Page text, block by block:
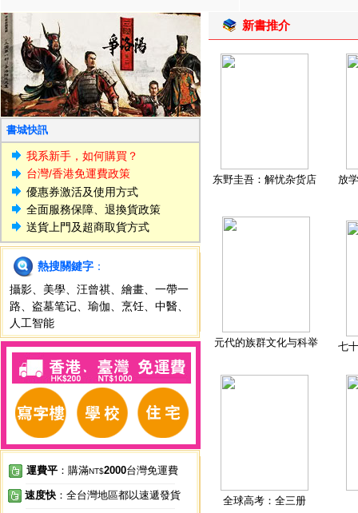
書城快訊
我系新手，如何購買？
台灣/香港免運費政策
優惠券激活及使用方式
全面服務保障、退換貨政策
送貨上門及超商取貨方式
熱搜關鍵字 ：
攝影
美學 汪曾祺 繪畫
一帶一
路
盗墓笔记 瑜伽 烹饪 中醫
人工智能
運費平 ：購滿NT$2000台灣免運費
速度快 ：全台灣地區都以速遞發貨
新書推介
东野圭吾：解忧杂货店 放
元代的族群文化与科举 七
全球高考：全三册